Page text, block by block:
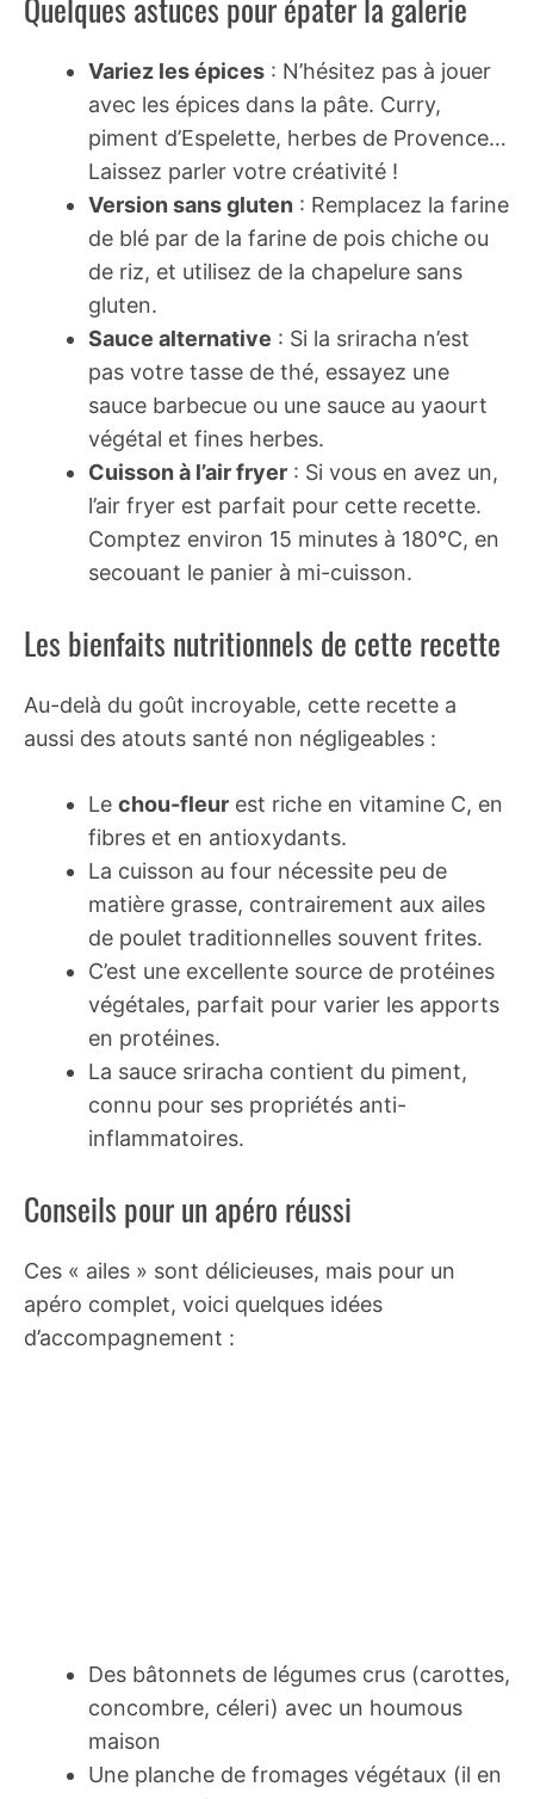
Variez les épices : N’hésitez pas à jouer
avec les épices dans la pâte. Curry,
piment d’Espelette, herbes de Provence…
Laissez parler votre créativité !
Version sans gluten : Remplacez la farine
de blé par de la farine de pois chiche ou
de riz, et utilisez de la chapelure sans
gluten.
Sauce alternative : Si la sriracha n’est
pas votre tasse de thé, essayez une
sauce barbecue ou une sauce au yaourt
végétal et fines herbes.
Cuisson à l’air fryer : Si vous en avez un,
l’air fryer est parfait pour cette recette.
Comptez environ 15 minutes à 180°C, en
secouant le panier à mi-cuisson.
Les bienfaits nutritionnels de cette recette
Au-delà du goût incroyable, cette recette a
aussi des atouts santé non négligeables :
Le chou-fleur est riche en vitamine C, en
fibres et en antioxydants.
La cuisson au four nécessite peu de
matière grasse, contrairement aux ailes
de poulet traditionnelles souvent frites.
C’est une excellente source de protéines
végétales, parfait pour varier les apports
en protéines.
La sauce sriracha contient du piment,
connu pour ses propriétés anti-
inflammatoires.
Conseils pour un apéro réussi
Ces « ailes » sont délicieuses, mais pour un
apéro complet, voici quelques idées
d’accompagnement :
Des bâtonnets de légumes crus (carottes,
concombre, céleri) avec un houmous
maison
Une planche de fromages végétaux (il en